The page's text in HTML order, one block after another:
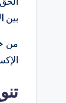
بين
من